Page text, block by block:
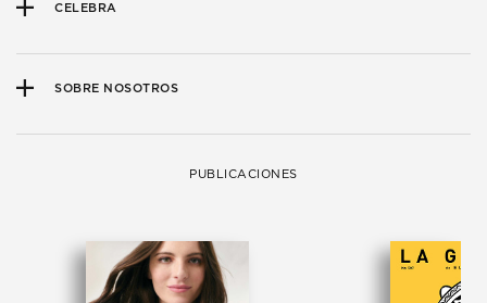
CELEBRA
SOBRE NOSOTROS
PUBLICACIONES